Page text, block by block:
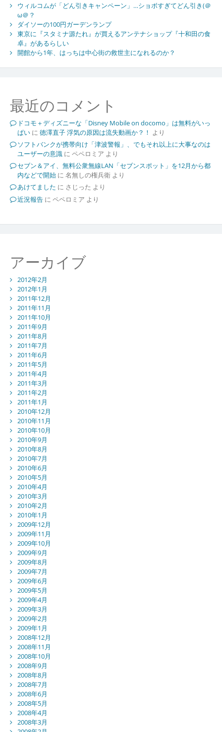
ウィルコムが「どん引きキャンペーン」…ショボすぎてどん引き(＠
ω＠？
ダイソーの100円ガーデンランプ
東京に『スタミナ源たれ』が買えるアンテナショップ『十和田の食
卓』があるらしい
開館から1年、はっちは中心街の救世主になれるのか？
最近のコメント
ドコモ＋ディズニーな「Disney Mobile on docomo」は無料がいっ
ぱいに 徳澤直子 浮気の原因は流失動画か？！ より
ソフトバンクが携帯向け「津波警報」、でもそれ以上に大事なのは
ユーザーの意識に ペペロミア より
セブン＆アイ、無料公衆無線LAN「セブンスポット」を12月から都
内などで開始に 名無しの権兵衛より
あけてました に さじった より
近況報告に ペペロミア より
アーカイブ
2012年2月
2012年1月
2011年12月
2011年11月
2011年10月
2011年9月
2011年8月
2011年7月
2011年6月
2011年5月
2011年4月
2011年3月
2011年2月
2011年1月
2010年12月
2010年11月
2010年10月
2010年9月
2010年8月
2010年7月
2010年6月
2010年5月
2010年4月
2010年3月
2010年2月
2010年1月
2009年12月
2009年11月
2009年10月
2009年9月
2009年8月
2009年7月
2009年6月
2009年5月
2009年4月
2009年3月
2009年2月
2009年1月
2008年12月
2008年11月
2008年10月
2008年9月
2008年8月
2008年7月
2008年6月
2008年5月
2008年4月
2008年3月